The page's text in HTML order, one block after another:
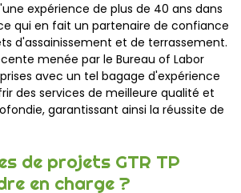
expérience de plus de 40 ans dans
qui en fait un partenaire de confiance
d'assainissement et de terrassement.
menée par le Bureau of Labor
avec un tel bagage d'expérience
des services de meilleure qualité et
garantissant ainsi la réussite de
de projets GTR TP
en charge ?